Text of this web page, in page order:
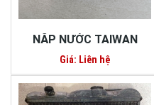
NẮP NƯỚC TAIWAN
Giá: Liên hệ